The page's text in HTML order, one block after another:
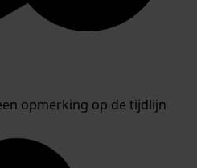
opmerking op de tijdlijn